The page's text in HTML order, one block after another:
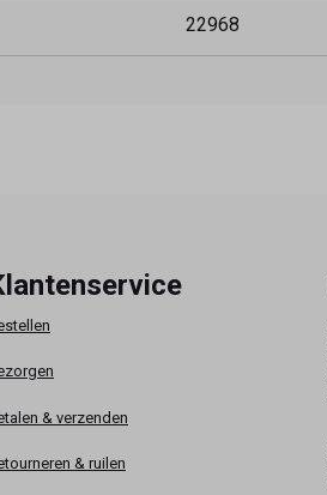
22968
& verzenden
& ruilen